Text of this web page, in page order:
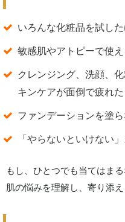
いろんな化粧品を試し
敏感肌やアトピーで使
クレンジング、洗顔、
キンケアが面倒で疲れた
ファンデーションを塗
「やらないといけない
もし、ひとつでも当てはまる
肌の悩みを理解し、寄り添え